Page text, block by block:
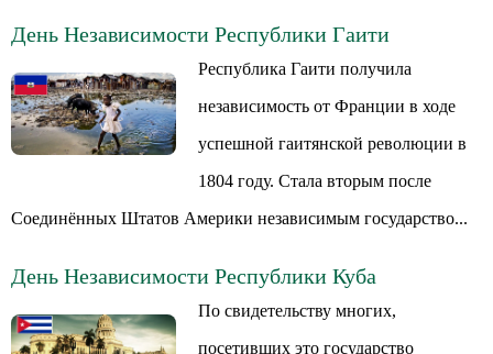
День Независимости Республики Гаити
Республика Гаити получила
независимость от Франции в ходе
успешной гаитянской революции в
1804 году. Стала вторым после
Соединённых Штатов Америки независимым государство...
День Независимости Республики Куба
По свидетельству многих,
посетивших это государство